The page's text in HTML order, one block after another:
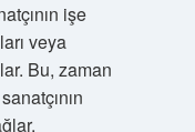
işe
veya
Bu, zaman